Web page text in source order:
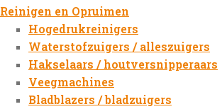
Reinigen en Opruimen
Hogedrukreinigers
Waterstofzuigers / alleszuigers
Hakselaars / houtversnipperaars
Veegmachines
Bladblazers / bladzuigers